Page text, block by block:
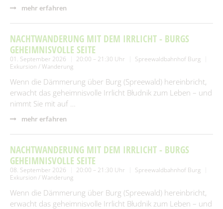
Fundtiere
Formularservice
Spielplätze
Tourismus
mehr erfahren
NACHTWANDERUNG MIT DEM IRRLICHT - BURGS
GEHEIMNISVOLLE SEITE
01. September 2026 20:00 – 21:30 Uhr
Spreewaldbahnhof Burg
Exkursion / Wanderung
Wenn die Dämmerung über Burg (Spreewald) hereinbricht,
erwacht das geheimnisvolle Irrlicht Błudnik zum Leben – und
nimmt Sie mit auf …
mehr erfahren
NACHTWANDERUNG MIT DEM IRRLICHT - BURGS
GEHEIMNISVOLLE SEITE
08. September 2026 20:00 – 21:30 Uhr
Spreewaldbahnhof Burg
Exkursion / Wanderung
Wenn die Dämmerung über Burg (Spreewald) hereinbricht,
erwacht das geheimnisvolle Irrlicht Błudnik zum Leben – und